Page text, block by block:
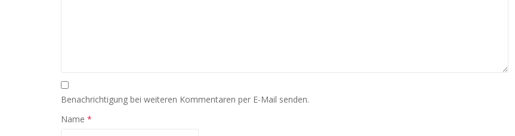
Benachrichtigung bei weiteren Kommentaren per E-Mail senden.
Name *